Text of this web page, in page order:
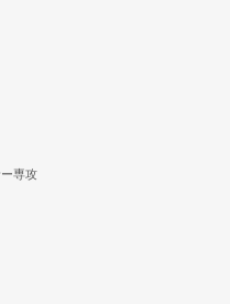
専攻